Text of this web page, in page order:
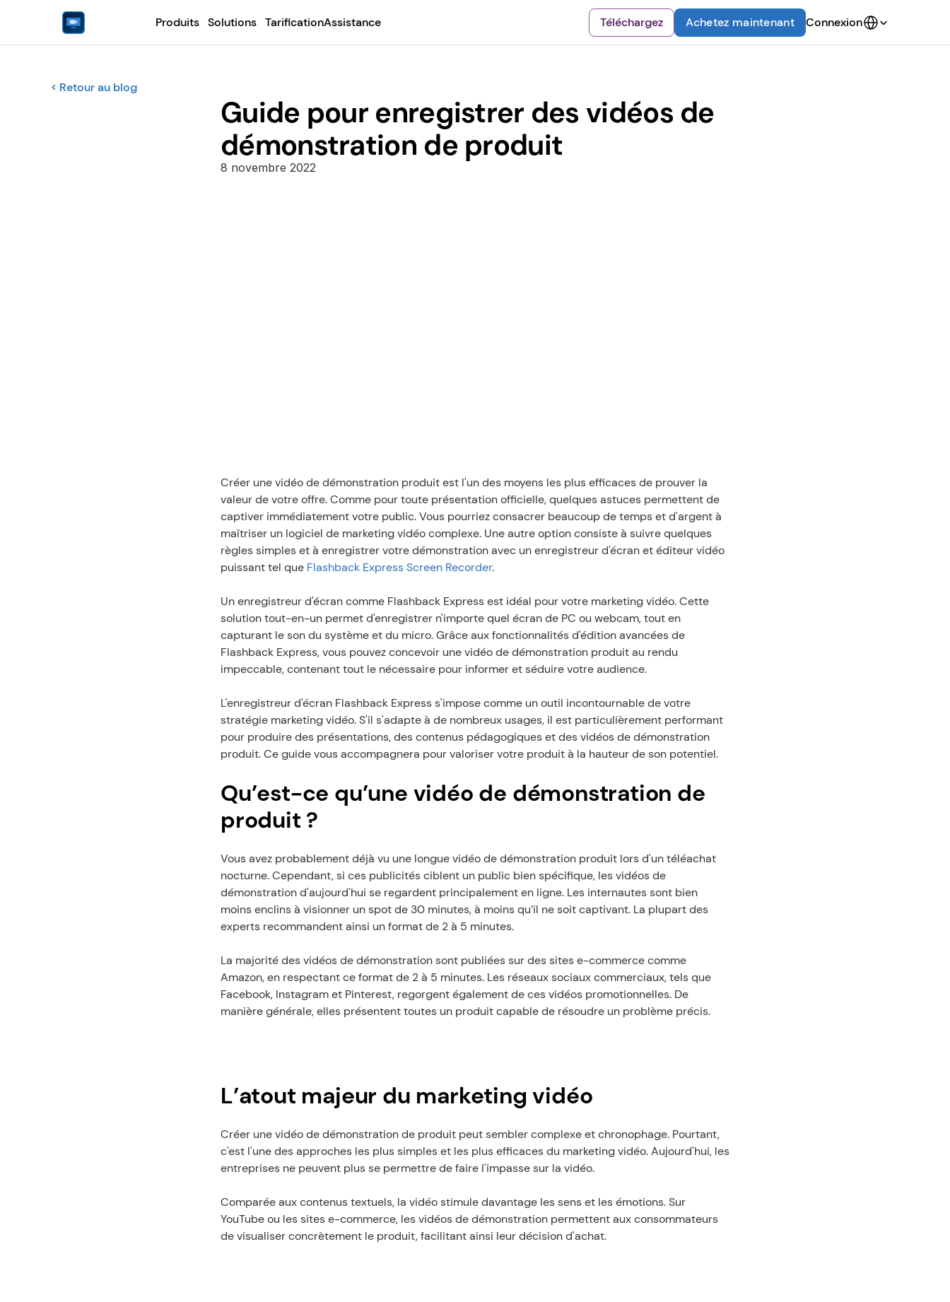
Produits Solutions TarificationAssistance Téléchargez Achetez maintenant Connexion
< Retour au blog
Guide pour enregistrer des vidéos de
démonstration de produit
8 novembre 2022
Créer une vidéo de démonstration produit est l'un des moyens les plus efficaces de prouver la
valeur de votre offre. Comme pour toute présentation officielle, quelques astuces permettent de
captiver immédiatement votre public. Vous pourriez consacrer beaucoup de temps et d'argent à
maîtriser un logiciel de marketing vidéo complexe. Une autre option consiste à suivre quelques
règles simples et à enregistrer votre démonstration avec un enregistreur d'écran et éditeur vidéo
puissant tel que Flashback Express Screen Recorder.
Un enregistreur d'écran comme Flashback Express est idéal pour votre marketing vidéo. Cette
solution tout-en-un permet d'enregistrer n'importe quel écran de PC ou webcam, tout en
capturant le son du système et du micro. Grâce aux fonctionnalités d'édition avancées de
Flashback Express, vous pouvez concevoir une vidéo de démonstration produit au rendu
impeccable, contenant tout le nécessaire pour informer et séduire votre audience.
L'enregistreur d'écran Flashback Express s'impose comme un outil incontournable de votre
stratégie marketing vidéo. S'il s'adapte à de nombreux usages, il est particulièrement performant
pour produire des présentations, des contenus pédagogiques et des vidéos de démonstration
produit. Ce guide vous accompagnera pour valoriser votre produit à la hauteur de son potentiel.
Qu’est-ce qu’une vidéo de démonstration de
produit ?
Vous avez probablement déjà vu une longue vidéo de démonstration produit lors d'un téléachat
nocturne. Cependant, si ces publicités ciblent un public bien spécifique, les vidéos de
démonstration d'aujourd'hui se regardent principalement en ligne. Les internautes sont bien
moins enclins à visionner un spot de 30 minutes, à moins qu’il ne soit captivant. La plupart des
experts recommandent ainsi un format de 2 à 5 minutes.
La majorité des vidéos de démonstration sont publiées sur des sites e-commerce comme
Amazon, en respectant ce format de 2 à 5 minutes. Les réseaux sociaux commerciaux, tels que
Facebook, Instagram et Pinterest, regorgent également de ces vidéos promotionnelles. De
manière générale, elles présentent toutes un produit capable de résoudre un problème précis.
L’atout majeur du marketing vidéo
Créer une vidéo de démonstration de produit peut sembler complexe et chronophage. Pourtant,
c'est l'une des approches les plus simples et les plus efficaces du marketing vidéo. Aujourd'hui, les
entreprises ne peuvent plus se permettre de faire l'impasse sur la vidéo.
Comparée aux contenus textuels, la vidéo stimule davantage les sens et les émotions. Sur
YouTube ou les sites e-commerce, les vidéos de démonstration permettent aux consommateurs
de visualiser concrètement le produit, facilitant ainsi leur décision d'achat.